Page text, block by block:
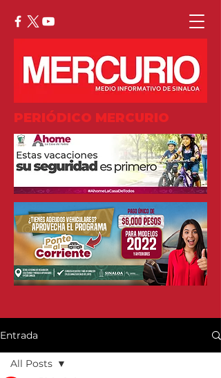
PERIÓDICO MERCURIO
Entrada
All Posts